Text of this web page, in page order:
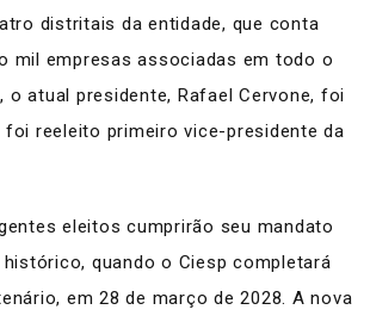
distritais da entidade, que conta
mil empresas associadas em todo o
atual presidente, Rafael Cervone, foi
foi reeleito primeiro vice-presidente da
eleitos cumprirão seu mandato
quando o Ciesp completará
em 28 de março de 2028. A nova